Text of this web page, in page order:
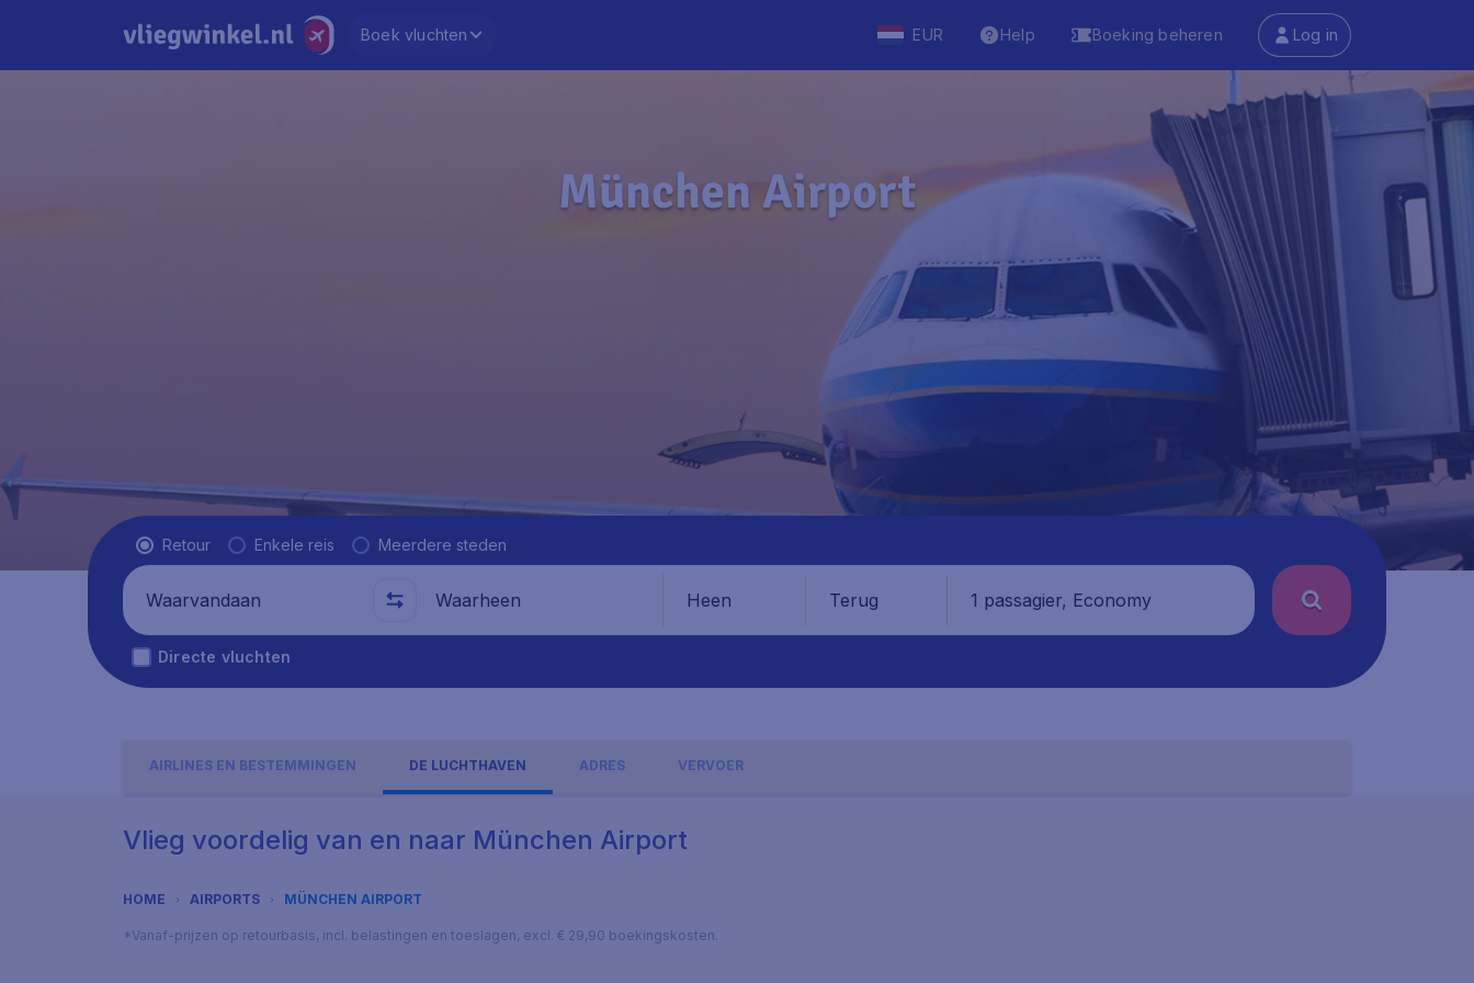
Boek vluchten EUR Help Boeking beheren Log in
München Airport
Vluchttype
Retour Enkele reis Meerdere steden
Waarvandaan Waarheen Heen Terug 1 passagier, Economy
Directe vluchten
AIRLINES EN BESTEMMINGEN DE LUCHTHAVEN ADRES VERVOER
Vlieg voordelig van en naar München Airport
HOME AIRPORTS MÜNCHEN AIRPORT
*Vanaf-prijzen op retourbasis, incl. belastingen en toeslagen, excl. € 29,90 boekingskosten.